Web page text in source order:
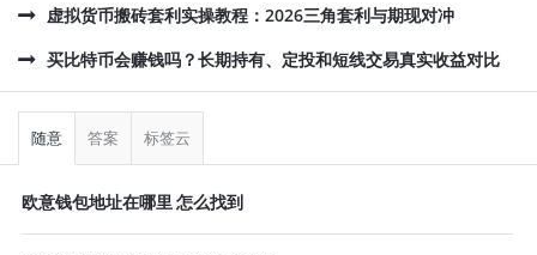
虚拟货币搬砖套利实操教程：2026三角套利与期现对冲
买比特币会赚钱吗？长期持有、定投和短线交易真实收益对比
侧
随意 答案 标签云
欧意钱包地址在哪里 怎么找到